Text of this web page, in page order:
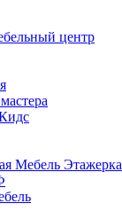
центр
Мебель Этажерка